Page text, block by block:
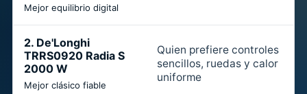
Mejor equilibrio digital
2. De'Longhi
TRRS0920 Radia S
2000 W
Mejor clásico fiable
Quien prefiere controles
sencillos, ruedas y calor
uniforme